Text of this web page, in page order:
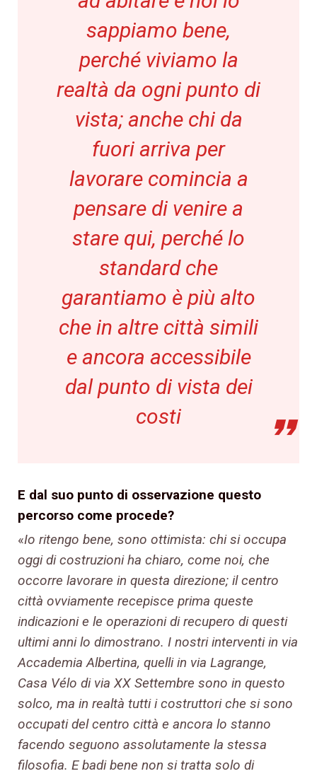
sappiamo bene,
perché viviamo la
realtà da ogni punto di
vista; anche chi da
fuori arriva per
lavorare comincia a
pensare di venire a
stare qui, perché lo
standard che
garantiamo è più alto
che in altre città simili
e ancora accessibile
dal punto di vista dei
costi
E dal suo punto di osservazione questo
percorso come procede?
«Io ritengo bene, sono ottimista: chi si occupa
oggi di costruzioni ha chiaro, come noi, che
occorre lavorare in questa direzione; il centro
città ovviamente recepisce prima queste
indicazioni e le operazioni di recupero di questi
ultimi anni lo dimostrano. I nostri interventi in via
Accademia Albertina, quelli in via Lagrange,
Casa Vélo di via XX Settembre sono in questo
solco, ma in realtà tutti i costruttori che si sono
occupati del centro città e ancora lo stanno
facendo seguono assolutamente la stessa
filosofia. E badi bene non si tratta solo di